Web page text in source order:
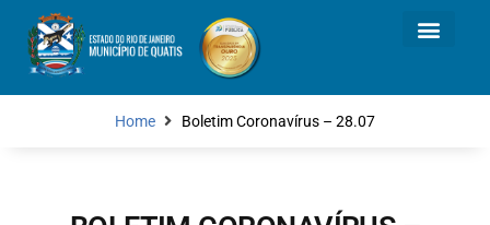
Home Boletim Coronavírus – 28.07